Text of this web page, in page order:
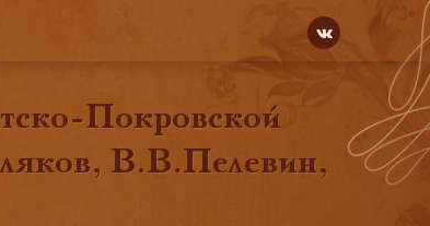
Покровской
В.В.Пелевин,